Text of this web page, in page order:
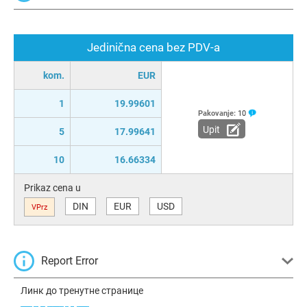
Jedinična cena bez PDV-a
kom. EUR
1 19.99601
5 17.99641
10 16.66334
Pakovanje: 10
Upit
Prikaz cena u
VPrz DIN EUR USD
Report Error
Линк до тренутне странице